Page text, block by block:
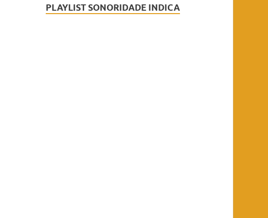
PLAYLIST SONORIDADE INDICA